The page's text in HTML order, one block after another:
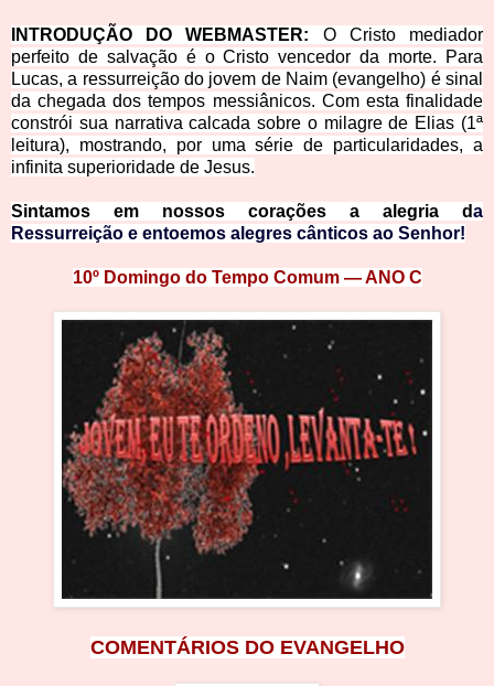
INTRODUÇÃO DO WEBMASTER: O Cristo mediador
perfeito de salvação é o Cristo vencedor da morte. Para
Lucas, a ressurreição do jovem de Naim (evangelho) é sinal
da chegada dos tempos messiânicos. Com esta finalidade
constrói sua narrativa calcada sobre o milagre de Elias (1ª
leitura), mostrando, por uma série de particularidades, a
infinita superioridade de Jesus.
Sintamos em nossos corações a alegria da
Ressurreição e entoemos alegres cânticos ao Senhor!
10º Domingo do Tempo Comum — ANO C
COMENTÁRIOS DO EVANGELHO